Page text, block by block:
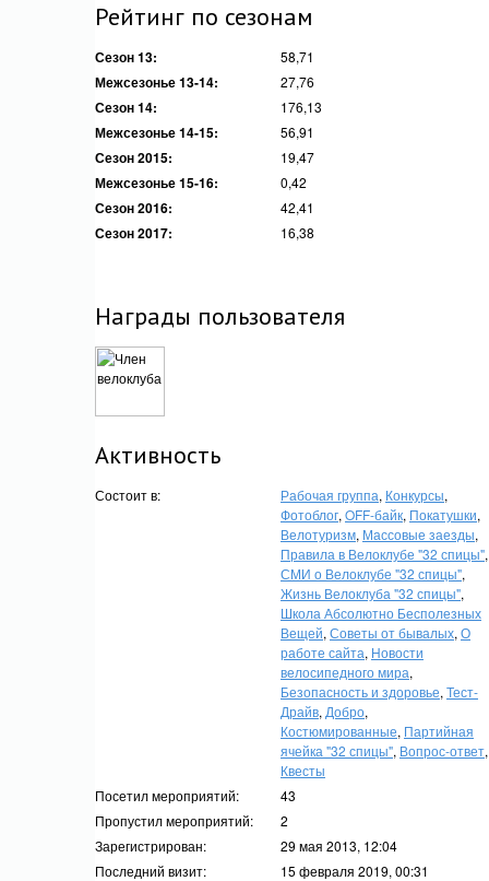
Рейтинг по сезонам
Сезон 13: 58,71
Межсезонье 13-14: 27,76
Сезон 14: 176,13
Межсезонье 14-15: 56,91
Сезон 2015: 19,47
Межсезонье 15-16: 0,42
Сезон 2016: 42,41
Сезон 2017: 16,38
Награды пользователя
Активность
Состоит в: Рабочая группа, Конкурсы,
Фотоблог, OFF-байк, Покатушки,
Велотуризм, Массовые заезды,
Правила в Велоклубе "32 спицы",
СМИ о Велоклубе "32 спицы",
Жизнь Велоклуба "32 спицы",
Школа Абсолютно Бесполезных
Вещей, Советы от бывалых, О
работе сайта, Новости
велосипедного мира,
Безопасность и здоровье, Тест-
Драйв, Добро,
Костюмированные, Партийная
ячейка "32 спицы", Вопрос-ответ,
Квесты
Посетил мероприятий:
43
Пропустил мероприятий:
2
Зарегистрирован:
29 мая 2013, 12:04
Последний визит:
15 февраля 2019, 00:31